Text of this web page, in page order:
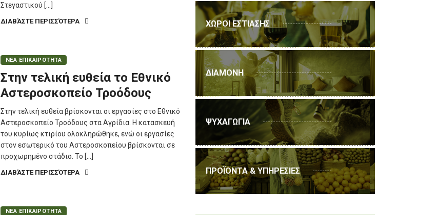
Στεγαστικού […]
ΔΙΑΒΆΣΤΕ ΠΕΡΙΣΣΌΤΕΡΑ
ΝΕΑ ΕΠΙΚΑΙΡΟΤΗΤΑ
Στην τελική ευθεία το Εθνικό
Αστεροσκοπείο Τροόδους
Στην τελική ευθεία βρίσκονται οι εργασίες στο Εθνικό
Αστεροσκοπείο Τροόδους στα Αγρίδια. Η κατασκευή
του κυρίως κτιρίου ολοκληρώθηκε, ενώ οι εργασίες
στον εσωτερικό του Αστεροσκοπείου βρίσκονται σε
προχωρημένο στάδιο. Το […]
ΔΙΑΒΆΣΤΕ ΠΕΡΙΣΣΌΤΕΡΑ
ΝΕΑ ΕΠΙΚΑΙΡΟΤΗΤΑ
ΧΩΡΟΙ ΕΣΤΙΑΣΗΣ
ΔΙΑΜΟΝΗ
ΨΥΧΑΓΩΓΙΑ
ΠΡΟΪΟΝΤΑ & ΥΠΗΡΕΣΙΕΣ